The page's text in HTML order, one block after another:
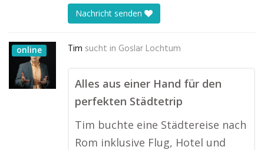
Nachricht senden
online Tim sucht in Goslar Lochtum
Alles aus einer Hand für den
perfekten Städtetrip
Tim buchte eine Städtereise nach
Rom inklusive Flug, Hotel und